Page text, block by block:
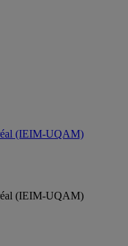
(IEIM-UQAM)
(IEIM-UQAM)